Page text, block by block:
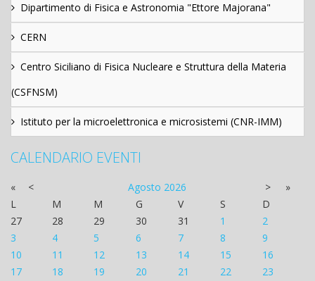
Dipartimento di Fisica e Astronomia "Ettore Majorana"
CERN
Centro Siciliano di Fisica Nucleare e Struttura della Materia
(CSFNSM)
Istituto per la microelettronica e microsistemi (CNR-IMM)
CALENDARIO EVENTI
« < Agosto 2026 >
»
L
M M G V S
D
27
28 29 30 31 1
2
3
4 5 6 7 8
9
10
11 12 13 14 15
16
17
18 19 20 21 22
23